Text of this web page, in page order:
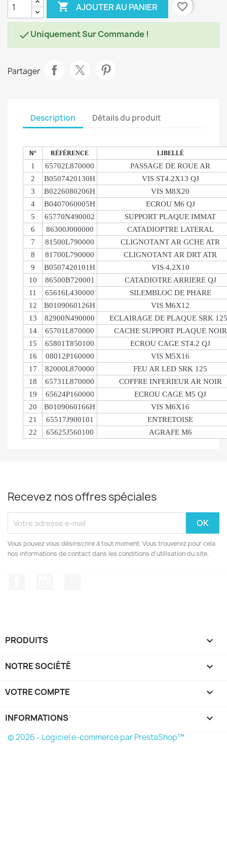
 AJOUTER AU PANIER favorite_border
Uniquement Sur Commande !
Partager
Description Détails du produit
N° RÉFÉRENCE LIBELLÉ
1 65702L870000
PASSAGE DE ROUE AR
2
B0507420130H
VIS ST4.2X13 QJ
3
B0226080206H
VIS M8X20
4
B0407060005H
ECROU M6 QJ
5
65770N490002
SUPPORT PLAQUE IMMAT
6
86300J000000
CATADIOPTRE LATERAL
7
81500L790000
CLIGNOTANT AR GCHE ATR
8
81700L790000
CLIGNOTANT AR DRT ATR
9
B0507420101H
VIS 4,2X10
10
86500B720001
CATADIOTRE ARRIERE QJ
11
65616L430000
SILEMBLOC DE PHARE
12
B0109060126H
VIS M6X12
13
82900N490000
ECLAIRAGE DE PLAQUE SRK
14
65701L870000
CACHE SUPPORT PLAQUE NOIR
15
65801T850100
ECROU CAGE ST4.2 QJ
16
08012P160000
VIS M5X16
17
82000L870000
FEU AR LED SRK 125
18
65731L870000
COFFRE INFERIEUR AR NOIR
19
65624P160000
ECROU CAGE M5 QJ
20
B0109060166H
VIS M6X16
21
65517J900101
ENTRETOISE
22
65625J560100 AGRAFE M6
Recevez nos offres spéciales
Vous pouvez vous désinscrire à tout moment. Vous trouverez pour cela
nos informations de contact dans les conditions d'utilisation du site.
PRODUITS 
NOTRE SOCIÉTÉ 
VOTRE COMPTE 
INFORMATIONS keyboard_arrow_down
© 2026 - Logiciel e-commerce par PrestaShop™